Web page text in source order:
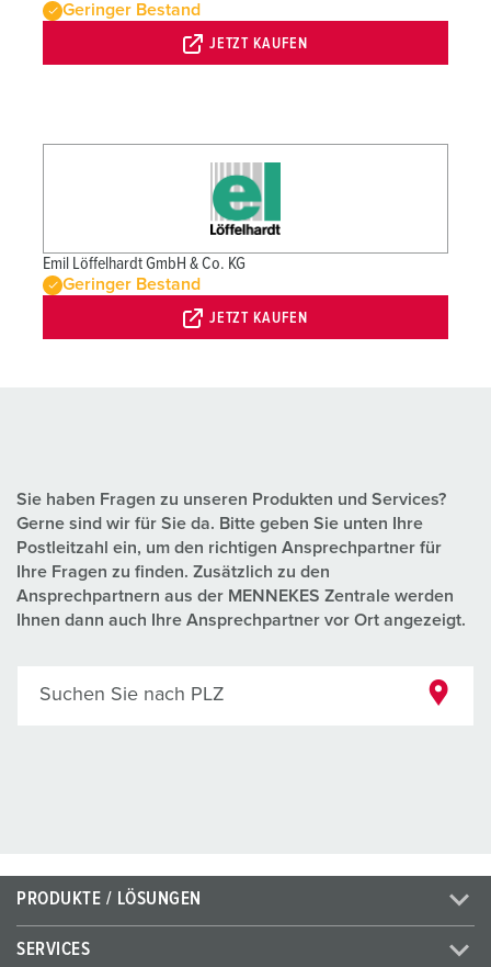
Geringer Bestand
JETZT KAUFEN
Emil Löffelhardt GmbH & Co. KG
Geringer Bestand
JETZT KAUFEN
Sie haben Fragen zu unseren Produkten und Services?
Gerne sind wir für Sie da. Bitte geben Sie unten Ihre
Postleitzahl ein, um den richtigen Ansprechpartner für
Ihre Fragen zu finden. Zusätzlich zu den
Ansprechpartnern aus der MENNEKES Zentrale werden
Ihnen dann auch Ihre Ansprechpartner vor Ort angezeigt.
Suchen Sie nach PLZ
PRODUKTE / LÖSUNGEN
SERVICES